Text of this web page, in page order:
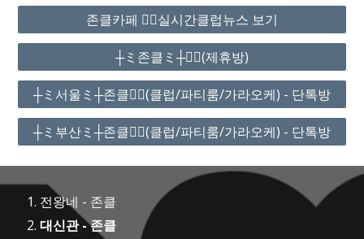
존클카페 ❤️‍🔥실시간클럽뉴스 보기
┼ミ존클ミ┼❤️‍🔥(제휴방)
┼ミ서울ミ┼존클❤️‍🔥(클럽/파티룸/가라오케) - 단톡방
┼ミ부산ミ┼존클❤️‍🔥(클럽/파티룸/가라오케) - 단톡방
전왕네 - 존클
대신관 - 존클